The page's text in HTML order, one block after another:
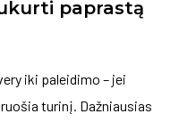
paprastą
iki paleidimo – jei
turinį. Dažniausias